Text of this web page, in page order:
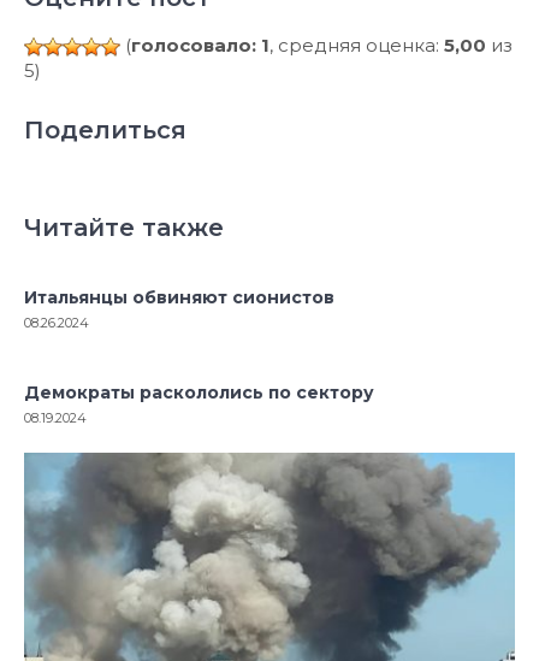
(голосовало: 1, средняя оценка: 5,00 из
5)
Поделиться
Читайте также
Итальянцы обвиняют сионистов
08.26.2024
Демократы раскололись по сектору
08.19.2024